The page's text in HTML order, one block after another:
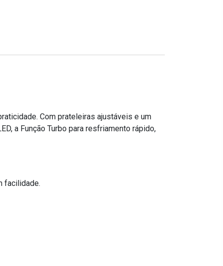
Com prateleiras ajustáveis e um
a Função Turbo para resfriamento rápido,
facilidade.